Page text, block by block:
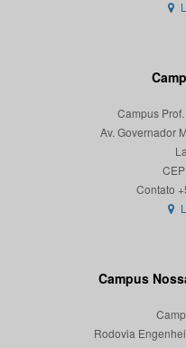
Campus
Av. Governador
Campus
Rodovia